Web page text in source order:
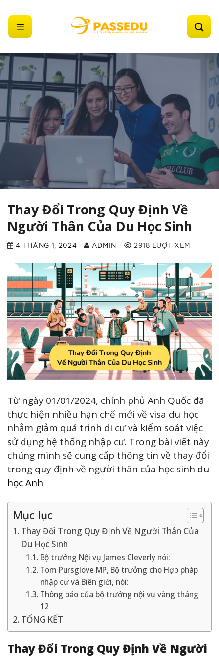
to
content
Thay Đổi Trong Quy Định Về
Người Thân Của Du Học Sinh
4 THÁNG 1, 2024 - ADMIN - 2918 LƯỢT XEM
Từ ngày 01/01/2024, chính phủ Anh Quốc đã
thực hiện nhiều hạn chế mới về visa du học
nhằm giảm quá trình di cư và kiểm soát việc
sử dụng hệ thống nhập cư. Trong bài viết này
chúng mình sẽ cung cấp thông tin về thay đổi
trong quy định về người thân của học sinh du
học Anh.
Mục lục
Thay Đổi Trong Quy Định Về Người Thân Của
Du Học Sinh
Bộ trưởng Nội vụ James Cleverly nói:
Tom Pursglove MP, Bộ trưởng cho Hợp pháp
nhập cư và Biên giới, nói:
Thông báo của bộ trưởng nội vụ vàng tháng
12
TỔNG KẾT
Thay Đổi Trong Quy Định Về Người